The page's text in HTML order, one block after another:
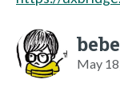
bebe
May